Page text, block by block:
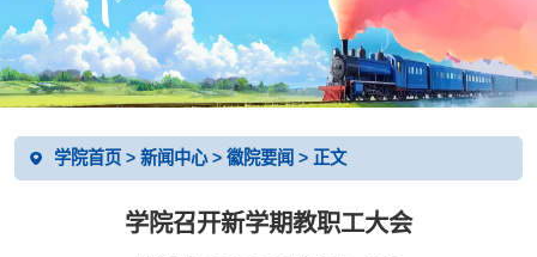
学院首页> 新闻中心> 徽院要闻 > 正文
学院召开新学期教职工大会